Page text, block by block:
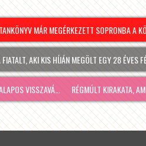
MÁR MEGÉRKEZETT SOPRONBA A
MINDENKI EZT
AKI KIS HÍJÁN MEGÖLT EGY 28 ÉVES FÉRFIT
RÉGMÚLT KIRAKATA, AMÉLIE